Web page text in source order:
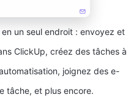
un seul endroit : envoyez et
ClickUp, créez des tâches à
joignez des e-
tâche, et plus encore.